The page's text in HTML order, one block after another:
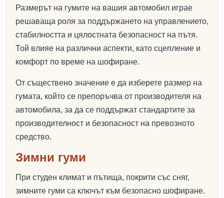
Размерът на гумите на вашия автомобил играе
решаваща роля за поддържането на управлението,
стабилността и цялостната безопасност на пътя.
Той влияе на различни аспекти, като сцепление и
комфорт по време на шофиране.
От съществено значение е да изберете размер на
гумата, който се препоръчва от производителя на
автомобила, за да се поддържат стандартите за
производителност и безопасност на превозното
средство.
Зимни гуми
При студен климат и пътища, покрити със сняг,
зимните гуми са ключът към безопасно шофиране.